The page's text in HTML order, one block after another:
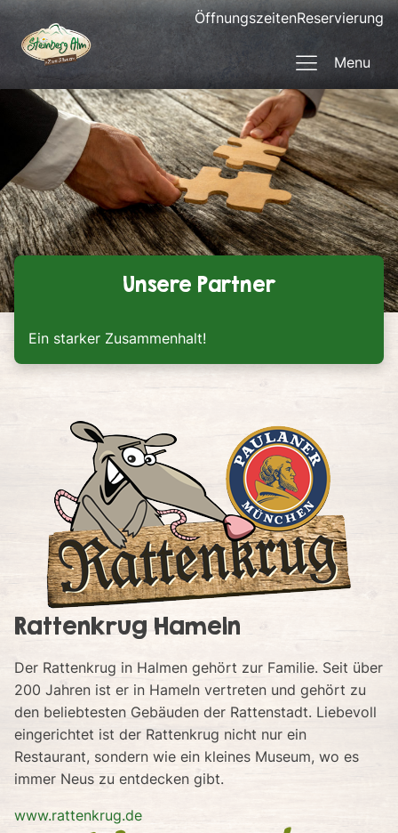
ÖffnungszeitenReservierung
Menu
Unsere Partner
Ein starker Zusammenhalt!
Rattenkrug Hameln
Der Rattenkrug in Halmen gehört zur Familie. Seit über
200 Jahren ist er in Hameln vertreten und gehört zu
den beliebtesten Gebäuden der Rattenstadt. Liebevoll
eingerichtet ist der Rattenkrug nicht nur ein
Restaurant, sondern wie ein kleines Museum, wo es
immer Neus zu entdecken gibt.
www.rattenkrug.de